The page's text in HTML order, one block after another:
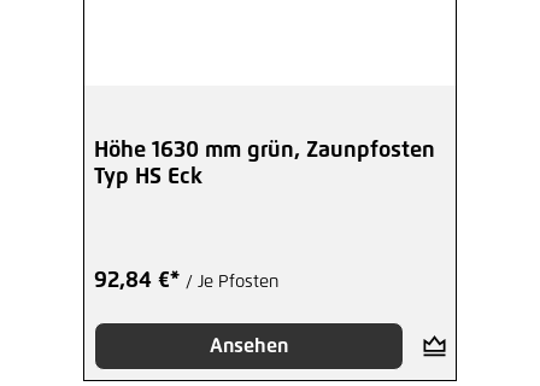
Höhe 1630 mm grün, Zaunpfosten
Typ HS Eck
92,84 €* / Je Pfosten
Ansehen